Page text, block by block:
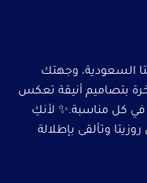
السعودية، وجهتك
بتصاميم أنيقة تعكس
في كل مناسبة.✨ لأنكِ
وتألقى بإطلالة